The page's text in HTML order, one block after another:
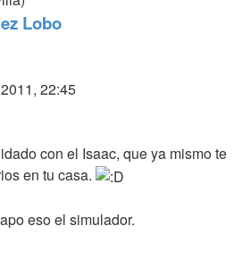
Lobo
22:45
con el Isaac, que ya mismo te
en tu casa.
eso el simulador.